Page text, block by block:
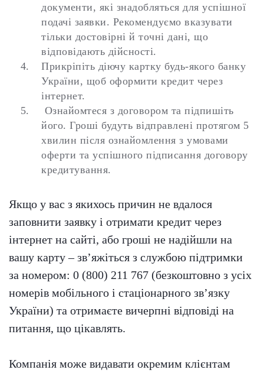
документи, які знадобляться для успішної
подачі заявки. Рекомендуємо вказувати
тільки достовірні й точні дані, що
відповідають дійсності.
Прикріпіть діючу картку будь-якого банку
України, щоб оформити кредит через
інтернет.
Ознайомтеся з договором та підпишіть
його. Гроші будуть відправлені протягом 5
хвилин після ознайомлення з умовами
оферти та успішного підписання договору
кредитування.
Якщо у вас з якихось причин не вдалося
заповнити заявку і отримати кредит через
інтернет на сайті, або гроші не надійшли на
вашу карту – зв’яжіться з службою підтримки
за номером: 0 (800) 211 767 (безкоштовно з усіх
номерів мобільного і стаціонарного зв’язку
України) та отримаєте вичерпні відповіді на
питання, що цікавлять.
Компанія може видавати окремим клієнтам